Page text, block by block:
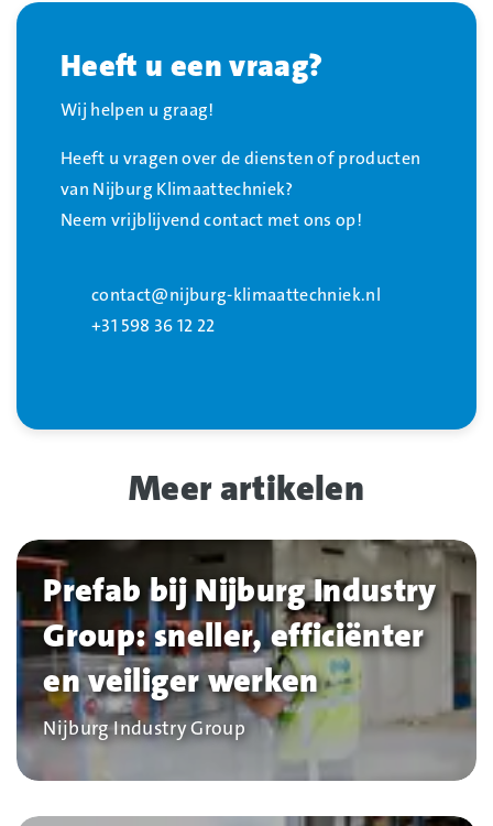
Heeft u een vraag?
Wij helpen u graag!
Heeft u vragen over de diensten of producten
van Nijburg Klimaattechniek?
Neem vrijblijvend contact met ons op!
contact@nijburg-klimaattechniek.nl
+31 598 36 12 22
Meer artikelen
Prefab bij Nijburg Industry
Group: sneller, efficiënter
en veiliger werken
Bedrijf
Nijburg Industry Group